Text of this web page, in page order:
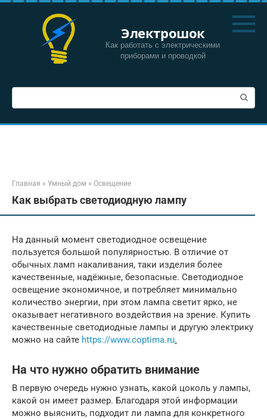
Перейти
Электрошок
Как работать с электрическими
приборами и проводкой
Поиск:
Главная » Умный дом » Освещение
Как выбрать светодиодную лампу
На данный момент светодиодное освещение
пользуется большой популярностью. В отличие от
обычных ламп накаливания, таки изделия более
качественные, надёжные, безопасные. Светодиодное
освещение экономичное, и потребляет минимально
количество энергии, при этом лампа светит ярко, не
оказывает негативного воздействия на зрение. Купить
качественные светодиодные лампы и другую электрику
можно на сайте https://www.coptima.ru.
На что нужно обратить внимание
В первую очередь нужно узнать, какой цоколь у лампы,
какой он имеет размер. Благодаря этой информации
можно выяснить, подходит ли лампа для конкретного